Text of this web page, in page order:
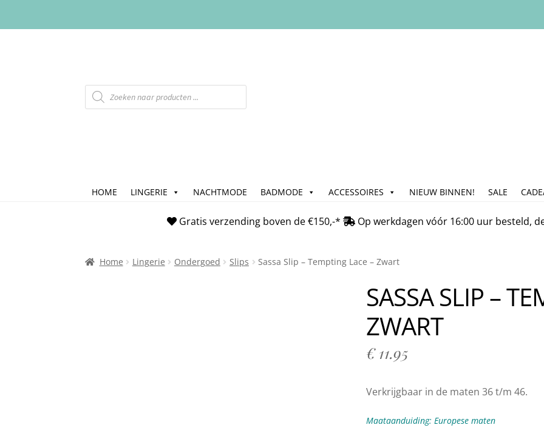
HOME LINGERIE NACHTMODE BADMODE ACCESSOIRES NIEUW BINNEN! SALE
Algemene VoorwaardenBedrijfsgegevens & ContactBetalenBlog Cadeau &
Gratis verzending boven de €150,-* Op werkdagen vóór 16:00 uur besteld,
Home Lingerie Ondergoed Slips Sassa Slip – Tempting Lace – Zwart
SASSA SLIP –
ZWART
€11.95
Verkrijgbaar in de maten 36 t/m 46.
Maataanduiding: Europese maten